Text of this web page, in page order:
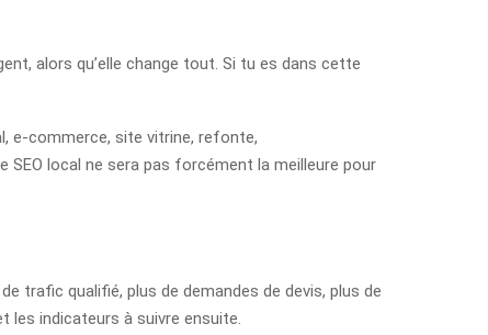
alors qu’elle change tout. Si tu es dans cette
e-commerce, site vitrine, refonte,
SEO local ne sera pas forcément la meilleure pour
trafic qualifié, plus de demandes de devis, plus de
les indicateurs à suivre ensuite.